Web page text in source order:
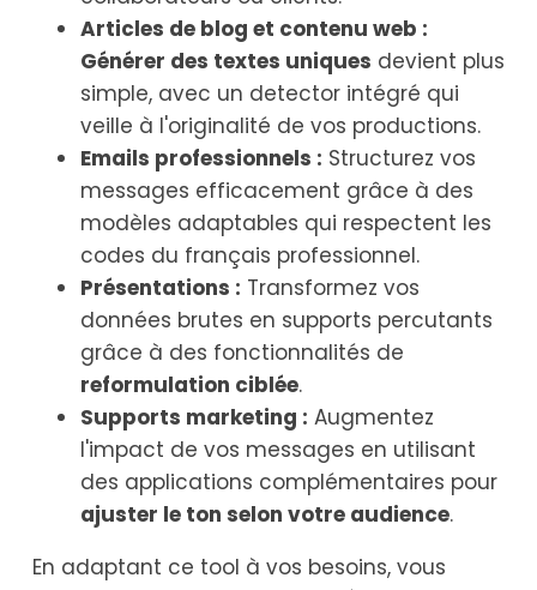
Articles de blog et contenu web :
Générer des textes uniques devient plus
simple, avec un detector intégré qui
veille à l'originalité de vos productions.
Emails professionnels : Structurez vos
messages efficacement grâce à des
modèles adaptables qui respectent les
codes du français professionnel.
Présentations : Transformez vos
données brutes en supports percutants
grâce à des fonctionnalités de
reformulation ciblée.
Supports marketing : Augmentez
l'impact de vos messages en utilisant
des applications complémentaires pour
ajuster le ton selon votre audience.
En adaptant ce tool à vos besoins, vous